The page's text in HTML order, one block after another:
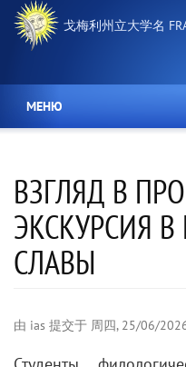
要
戈梅利州立大学名
МЕНЮ
ВЗГЛЯД В
ЭКСКУРСИЯ
СЛАВЫ
由 ias 提交于 周四, 25/06/